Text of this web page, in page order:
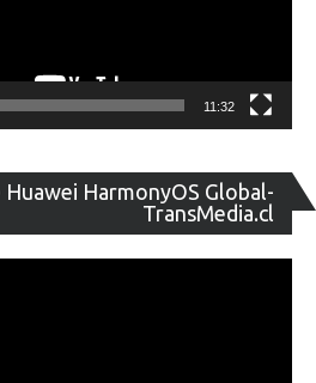
11:32
Huawei HarmonyOS Global-
TransMedia.cl
de